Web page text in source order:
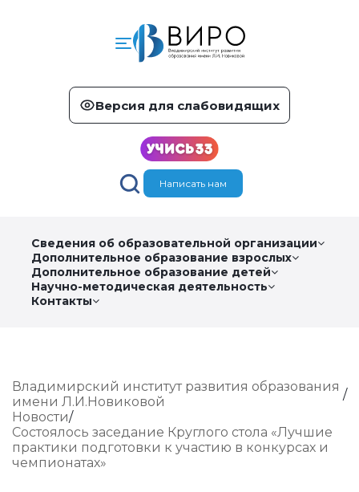
Версия для слабовидящих
Написать нам
Сведения об образовательной организации
Дополнительное образование взрослых
Дополнительное образование детей
Научно-методическая деятельность
Контакты
Владимирский институт развития образования
имени Л.И.Новиковой
Новости
Состоялось заседание Круглого стола «Лучшие
практики подготовки к участию в конкурсах и
чемпионатах»